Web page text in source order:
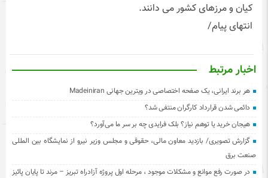
کیان و مرزهای کشور می دانند.
انتهای پیام/
اخبار مرتبط
هر برند ایرانی، یک صفحه اختصاصی در ویترین جهانی Madeiniran
دائمی شدن قرارداد کارگران منتفی شد؟
هیجان خرید یا توهم نیاز؟ بلک فرایدی چه بر سر ما می‌آورد؟
گزارش تصویری/ بازدید معاون مالی، حقوقی و مجلس وزیر نیرو از نمایشگاه بین المللی
صنعت برق
در صورت رفع موانع و مشکلات موجود ، مرحله اول پروژه آزادراه تبریز – مرند تا پایان پائیز